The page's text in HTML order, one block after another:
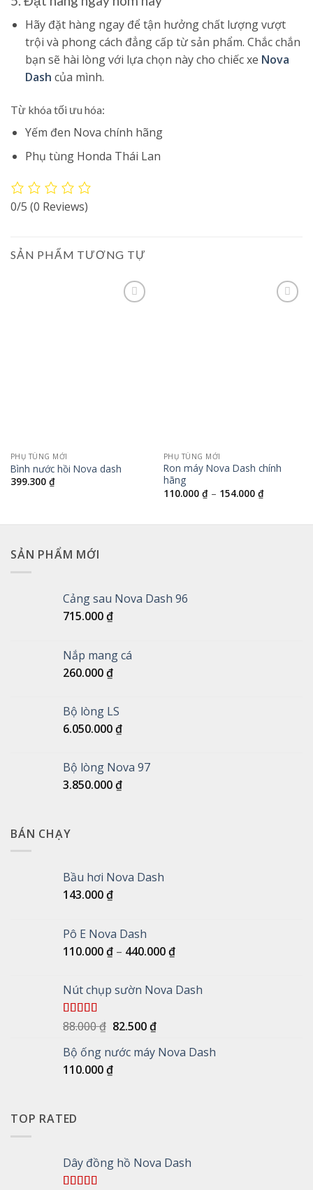
Hãy đặt hàng ngay để tận hưởng chất lượng vượt
trội và phong cách đẳng cấp từ sản phẩm. Chắc chắn
bạn sẽ hài lòng với lựa chọn này cho chiếc xe Nova
Dash của mình.
Từ khóa tối ưu hóa:
Yếm đen Nova chính hãng
Phụ tùng Honda Thái Lan
0/5 (0 Reviews)
SẢN PHẨM TƯƠNG TỰ
PHỤ TÙNG MỚI
Bình nước hồi Nova dash
399.300 ₫
PHỤ TÙNG MỚI
Ron máy Nova Dash chính
hãng
110.000 ₫ – 154.000 ₫Khoảng
giá:
đến
SẢN PHẨM MỚI
Cảng sau Nova Dash 96
715.000₫
Nắp mang cá
260.000₫
Bộ lòng LS
6.050.000₫
Bộ lòng Nova 97
3.850.000₫
BÁN CHẠY
Bầu hơi Nova Dash
143.000₫
Pô E Nova Dash
110.000₫ – 440.000₫Khoảng
110.000 ₫
Nút chụp sườn Nova Dash
Được xếp
5.00
sao
88.000₫ Giá
là:
88.000 ₫.
82.500₫Giá
tại
Bộ ống nước máy Nova Dash
110.000₫
TOP RATED
Dây đồng hồ Nova Dash